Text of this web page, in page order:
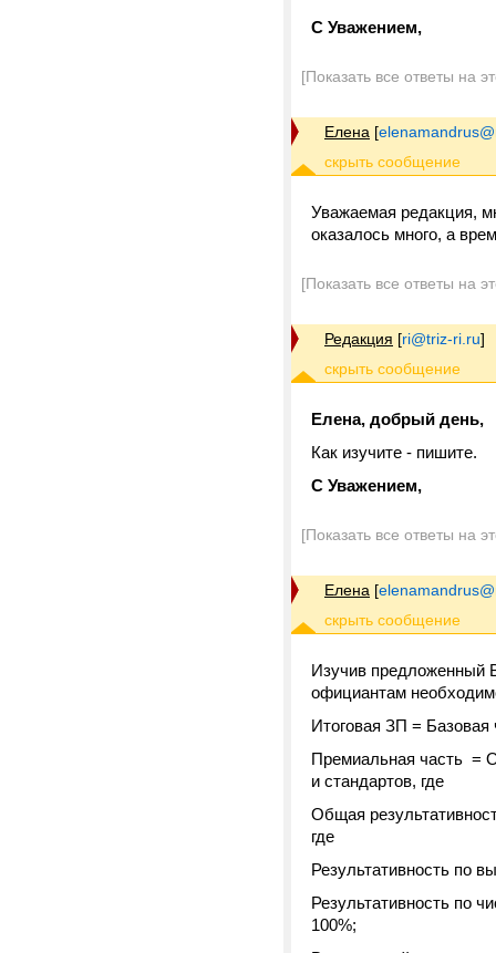
С Уважением,
[Показать все ответы на
Елена [
Уважаемая редакция,
оказалось много, а
[Показать все ответы на
Редакция [ri@triz-ri.ru]
Елена, добрый день,
Как изучите - пишите.
С Уважением,
[Показать все ответы на
Елена [
Изучив предложенный
официантам
Итоговая ЗП = Базовая
Премиальная часть =
и стандартов, где
Общая
где
Результативность по
Результативность по
100%;